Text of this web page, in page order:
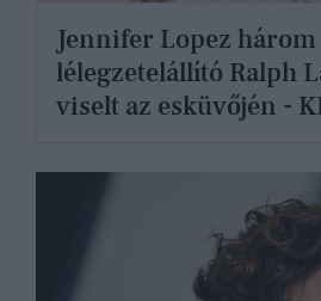
Jennifer Lopez három
lélegzetelállító Ralph
viselt az esküvőjén -